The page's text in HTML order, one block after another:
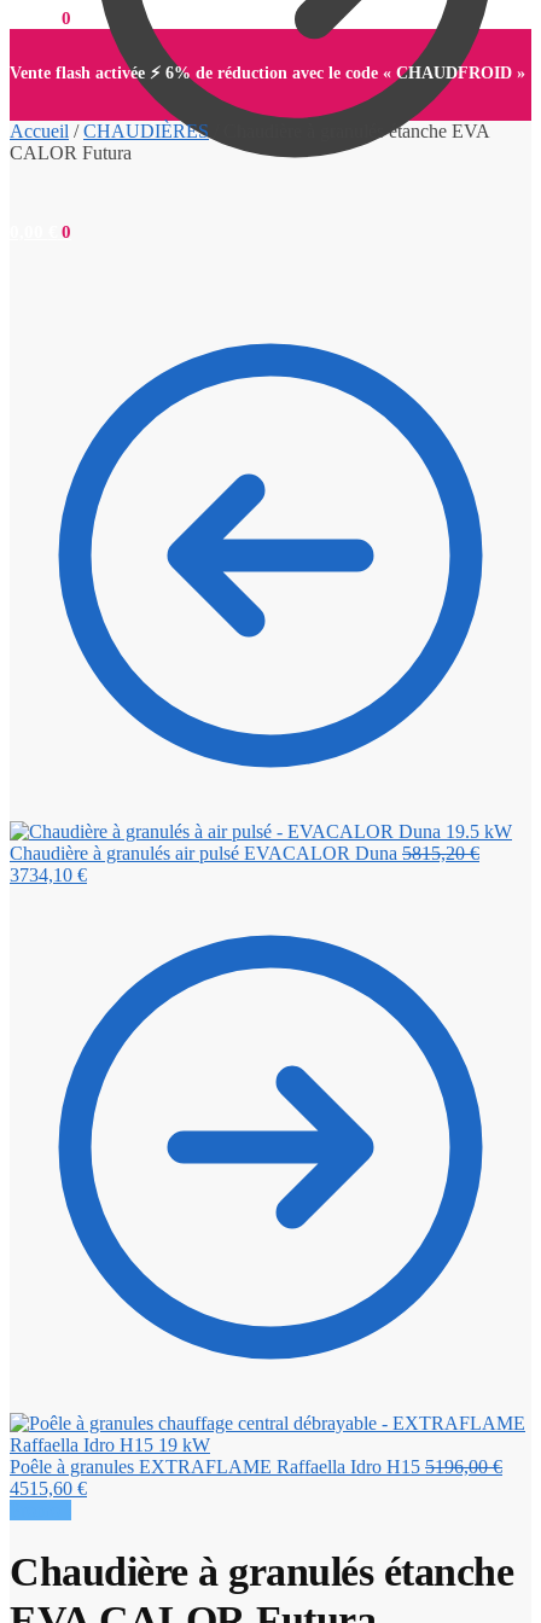
0
0
Vente flash activée ⚡ 6% de réduction avec le code « CHAUDFROID »
Accueil /CHAUDIÈRES
Chaudière à granulés étanche EVA
CALOR Futura
Chaudière à granulés air pulsé EVACALOR Duna 5815,20€Le
3734,10 €Le
3734,10 €.
Poêle à granules EXTRAFLAME Raffaella Idro H15 5196,00€Le
4515,60 €Le
4515,60 €.
Chaudière à granulés étanche